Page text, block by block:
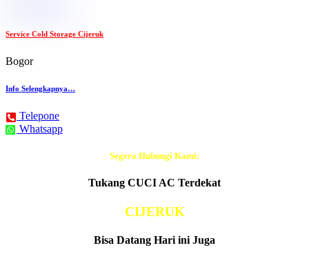
Service Cold Storage Cijeruk
Bogor
Info Selengkapnya…
Telepone
Whatsapp
Segera Hubungi Kami:
Tukang CUCI AC Terdekat
CIJERUK
Bisa Datang Hari ini Juga